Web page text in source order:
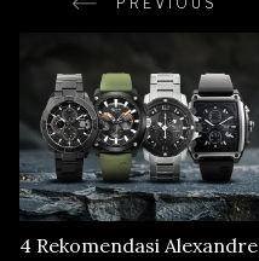
4 Rekomendasi Alexandre